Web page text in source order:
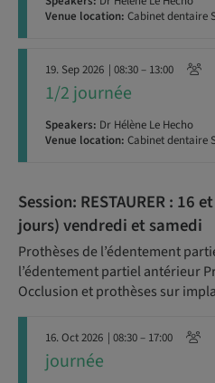
Venue location: Cabinet dentaire
19. Sep 2026 | 08:30 – 13:00
1/2 journée
Speakers: Dr Hélène Le Hecho
Venue location: Cabinet dentaire
Session: RESTAURER : 16
jours) vendredi et samedi
Prothèses de l’édentement
l’édentement partiel antérieur
Occlusion et prothèses sur
16. Oct 2026 | 08:30 – 17:00
journée